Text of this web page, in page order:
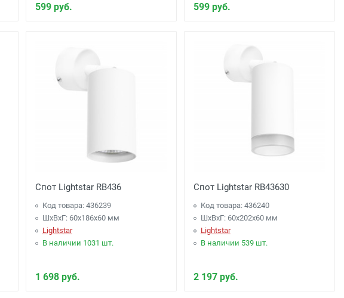
599 руб. 599 руб.
Спот Lightstar RB436
Код товара: 436239
ШхВхГ: 60x186x60 мм
Lightstar
В наличии 1031 шт.
1 698 руб.
Спот Lightstar RB43630
Код товара: 436240
ШхВхГ: 60x202x60 мм
Lightstar
В наличии 539 шт.
2 197 руб.